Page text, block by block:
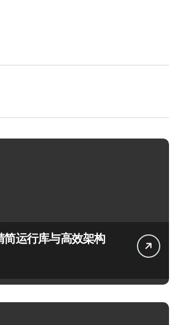
运行库与高效架构